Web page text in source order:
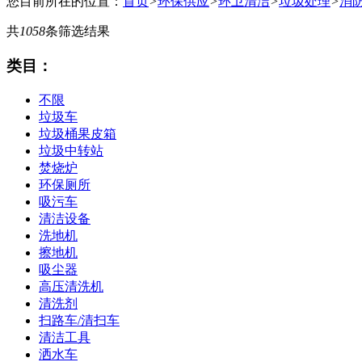
共1058条筛选结果
类目：
不限
垃圾车
垃圾桶果皮箱
垃圾中转站
焚烧炉
环保厕所
吸污车
清洁设备
洗地机
擦地机
吸尘器
高压清洗机
清洗剂
扫路车/清扫车
清洁工具
洒水车